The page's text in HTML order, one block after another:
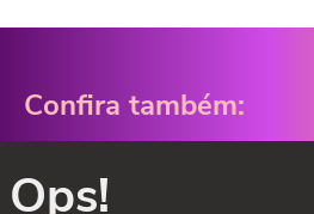
Confira também:
Ops!